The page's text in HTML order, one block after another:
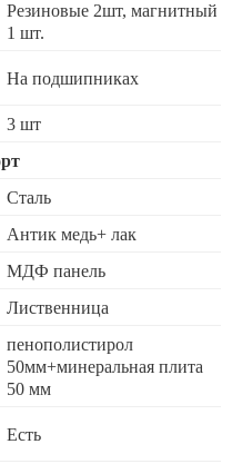
Резиновые 2шт, магнитный
1 шт.
На подшипниках
3 шт
Сталь
Антик медь+ лак
МДФ панель
Лиственница
пенополистирол
50мм+минеральная плита
50 мм
Есть